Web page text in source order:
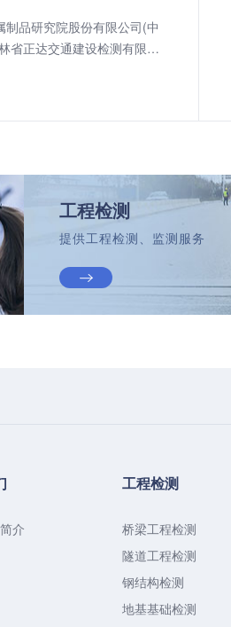
制品研究院股份有限公司(中
省正达交通建设检测有限公
工程检测
提供工程检测、监测服务
介
工程检测
桥梁工程检测
隧道工程检测
钢结构检测
地基基础检测